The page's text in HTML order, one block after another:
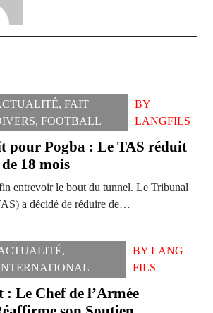
, FAIT
, FOOTBALL
BY
LANGFILS
pour Pogba : Le TAS réduit
18 mois
entrevoir le bout du tunnel. Le Tribunal
a décidé de réduire de…
,
BYLANG
FILS
Le Chef de l’Armée